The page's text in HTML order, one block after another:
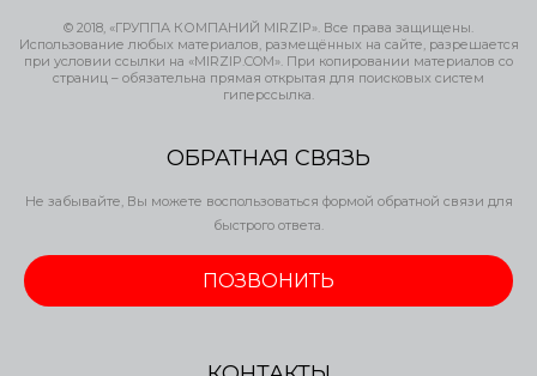
© 2018, «ГРУППА КОМПАНИЙ MIRZIP». Все права защищены.
Использование любых материалов, размещённых на сайте, разрешается
при условии ссылки на «MIRZIP.COM». При копировании материалов со
страниц – обязательна прямая открытая для поисковых систем
гиперссылка.
ОБРАТНАЯ СВЯЗЬ
Не забывайте, Вы можете воспользоваться формой обратной связи для
быстрого ответа.
ПОЗВОНИТЬ